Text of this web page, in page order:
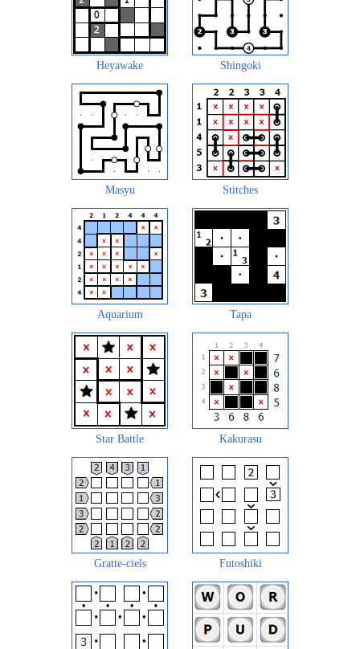
Heyawake Shingoki
Masyu Stitches
Aquarium Tapa
Star Battle Kakurasu
Gratte-ciels Futoshiki